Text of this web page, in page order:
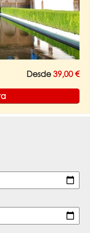
Desde39,00 €